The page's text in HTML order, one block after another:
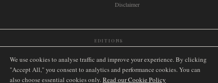
Disclaimer
EDITIONS
🇿🇦 South Africa Singapore🇩🇪 Deutschland Nederland 🇫🇷 France
🇮🇹 Italia🇪🇸 España🇧🇷 Brasil🇸🇪 Sverige🇳🇴 Norge🇩🇰
We use cookies to analyse traffic and improve your experience. By clicking
"Accept All," you consent to analytics and performance cookies. You can
also choose essential cookies only.Read our Cookie Policy